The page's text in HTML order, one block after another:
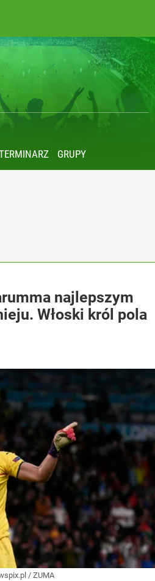
GRUPY
najlepszym
Włoski król pola
/ ZUMA